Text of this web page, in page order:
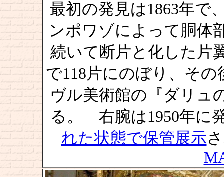
最初の発見は1863年で
ンポワゾによって胴
続いて断片と化した
で118片にのぼり、そ
ヴル美術館の『ダリュ
る。 右腕は1950年に
れた状態で保管展示